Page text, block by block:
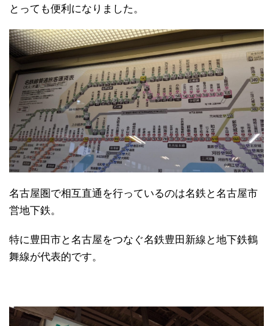
とっても便利になりました。
名古屋圏で相互直通を行っているのは名鉄と名古屋市
営地下鉄。
特に豊田市と名古屋をつなぐ名鉄豊田新線と地下鉄鶴
舞線が代表的です。